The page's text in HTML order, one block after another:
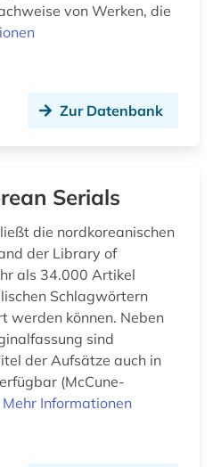
literaturen und kulturen (1)
literaturwissenschaft (13)
von Werken, die
Zur Datenbank
Serials
die nordkoreanischen
der Library of
als 34.000 Artikel
Schlagwörtern
werden können. Neben
sind
der Aufsätze auch in
(McCune-
Mehr Informationen